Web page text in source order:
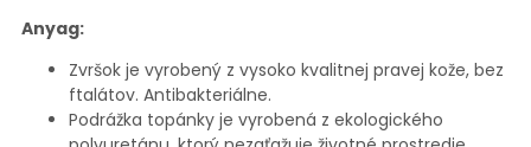
Anyag:
Zvršok je vyrobený z vysoko kvalitnej pravej kože, bez
ftalátov. Antibakteriálne.
Podrážka topánky je vyrobená z ekologického